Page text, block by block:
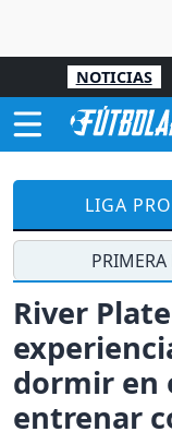
NOTICIAS
LIGA
River
dormir en
entrenar